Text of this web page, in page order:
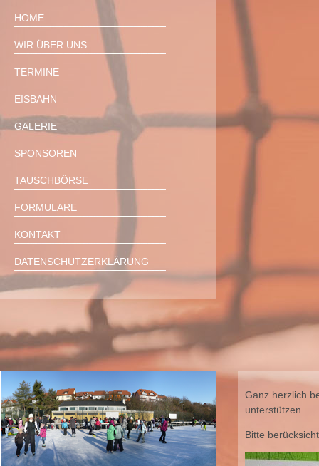
HOME
WIR ÜBER UNS
TERMINE
EISBAHN
GALERIE
SPONSOREN
TAUSCHBÖRSE
FORMULARE
KONTAKT
DATENSCHUTZERKLÄRUNG
Ganz herzlich
unterstützen.
Bitte